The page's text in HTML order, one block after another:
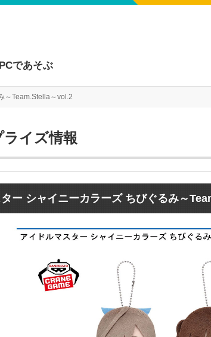
であそぶ
～Team.Stella～vol.2
ライズ情報
ー シャイニーカラーズ ちびぐるみ～